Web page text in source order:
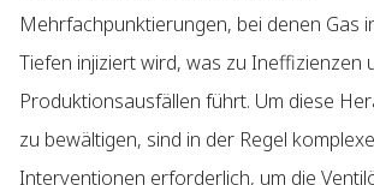
Mehrfachpunktierungen, bei denen Gas
Tiefen injiziert wird, was zu Ineffizienzen
Produktionsausfällen führt. Um diese
zu bewältigen, sind in der Regel
Interventionen erforderlich, um die